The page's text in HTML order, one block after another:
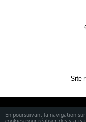
En poursuivant la navigation
Site